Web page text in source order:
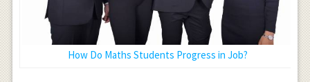
How Do Maths Students Progress in Job?